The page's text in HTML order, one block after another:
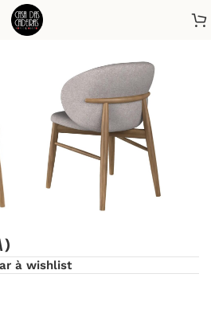
à wishlist